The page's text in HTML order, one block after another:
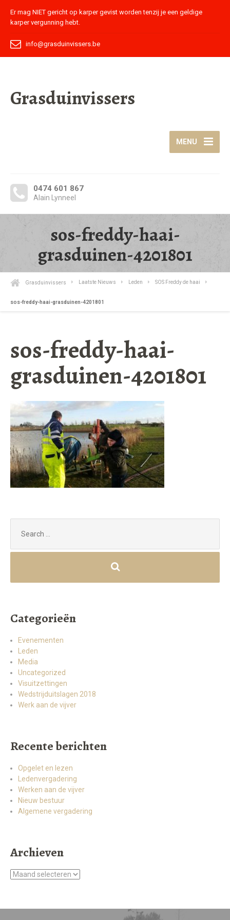
Er mag NIET gericht op karper gevist worden tenzij je een geldige
karper vergunning hebt.
info@grasduinvissers.be
0474 601 867
Alain Lynneel
Grasduinvissers
MENU
sos-freddy-haai-
grasduinen-4201801
Grasduinvissers Laatste Nieuws Leden SOS Freddy de haai
sos-freddy-haai-grasduinen-4201801
sos-freddy-haai-
grasduinen-4201801
for:
Categorieën
Evenementen
Leden
Media
Uncategorized
Visuitzettingen
Wedstrijduitslagen 2018
Werk aan de vijver
Recente berichten
Opgelet en lezen
Ledenvergadering
Werken aan de vijver
Nieuw bestuur
Algemene vergadering
Archieven
Archieven